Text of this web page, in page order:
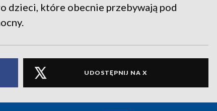
dzieci, które obecnie przebywają pod
UDOSTĘPNIJ NA X